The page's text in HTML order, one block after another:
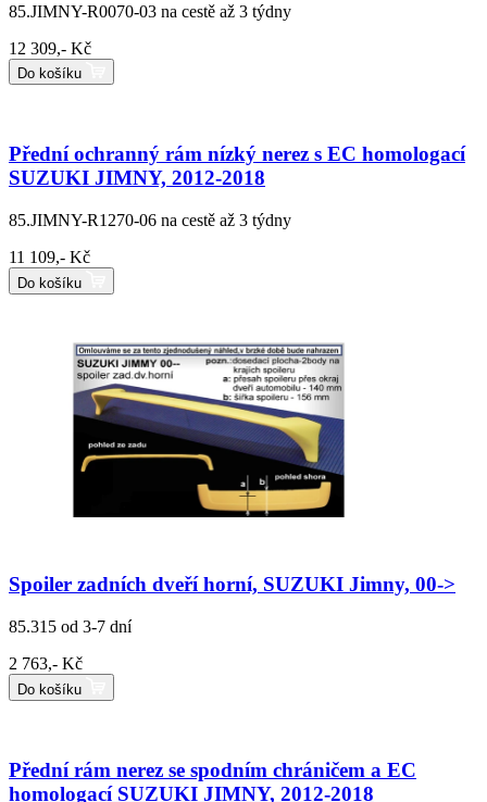
85.JIMNY-R0070-03 na cestě až 3 týdny
12 309,- Kč
Do košíku
Přední ochranný rám nízký nerez s EC homologací
SUZUKI JIMNY, 2012-2018
85.JIMNY-R1270-06 na cestě až 3 týdny
11 109,- Kč
Do košíku
Spoiler zadních dveří horní, SUZUKI Jimny, 00->
85.315 od 3-7 dní
2 763,- Kč
Do košíku
Přední rám nerez se spodním chráničem a EC
homologací SUZUKI JIMNY, 2012-2018